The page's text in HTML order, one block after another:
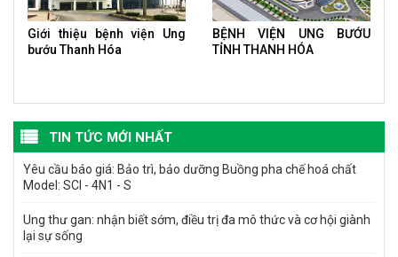
Giới thiệu bệnh viện Ung
bướu Thanh Hóa
BỆNH VIỆN UNG BƯỚU
TỈNH THANH HÓA
TIN TỨC MỚI NHẤT
Yêu cầu báo giá: Bảo trì, bảo dưỡng Buồng pha chế hoá chất
Model: SCI - 4N1 - S
Ung thư gan: nhận biết sớm, điều trị đa mô thức và cơ hội giành
lại sự sống